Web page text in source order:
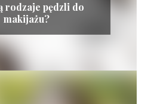
rodzaje pędzli do
makijażu?